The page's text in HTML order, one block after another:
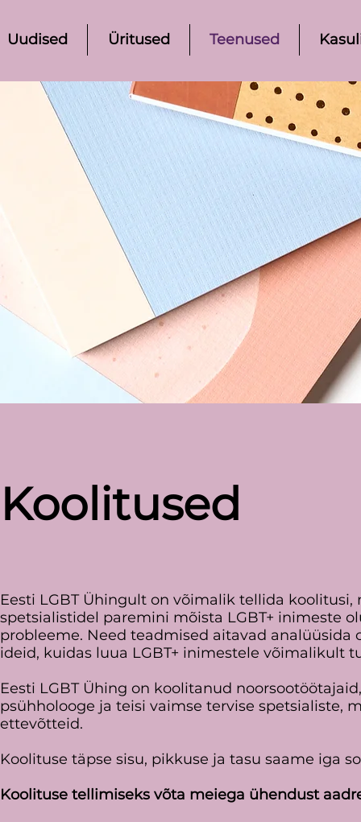
Uudised Üritused Teenused
Koolitused
Eesti LGBT Ühingult on võimalik tellida
spetsialistidel paremini mõista LGBT+ inimeste
probleeme. Need teadmised aitavad
ideid, kuidas luua LGBT+ inimestele võimalikult
Eesti LGBT Ühing on koolitanud
psühholooge ja teisi vaimse tervise spetsialiste,
ettevõtteid.
Koolituse täpse sisu, pikkuse ja tasu saame iga
Koolituse tellimiseks võta meiega ühendust